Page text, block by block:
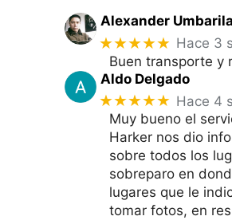
Alexander
★★★★★ Hace 3
Buen transporte y
Aldo Delgado
★★★★★ Hace 4
Muy bueno el
Harker nos dio
sobre todos los
sobreparo en
lugares que le
tomar fotos, en